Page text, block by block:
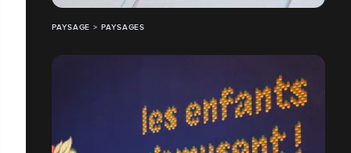
PAYSAGE > PAYSAGES